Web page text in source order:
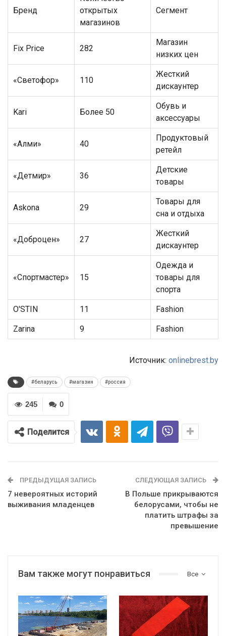
Бренд
открытых
магазинов
Сегмент
Fix Price 282
Магазин
низких цен
«Светофор» 110
Жесткий
дискаунтер
Kari Более 50
Обувь и
аксессуары
«Алми» 40
Продуктовый
ретейл
«Детмир» 36
Детские
товары
Askona 29
Товары для
сна и отдыха
«Доброцен» 27
Жесткий
дискаунтер
«Спортмастер» 15
Одежда и
товары для
спорта
O'STIN 11 Fashion
Zarina 9 Fashion
Источник: onlinebrest.by
#беларусь #магазин #россия
0
245
Поделится
ПРЕДЫДУЩАЯ ЗАПИСЬ
7 невероятных историй
выживания младенцев
СЛЕДУЮЩАЯ ЗАПИСЬ
В Польше прикрываются
белорусами, чтобы не
платить штрафы за
превышение
Все
Вам также могут понравиться